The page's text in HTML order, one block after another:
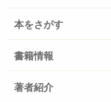
本をさがす
書籍情報
著者紹介